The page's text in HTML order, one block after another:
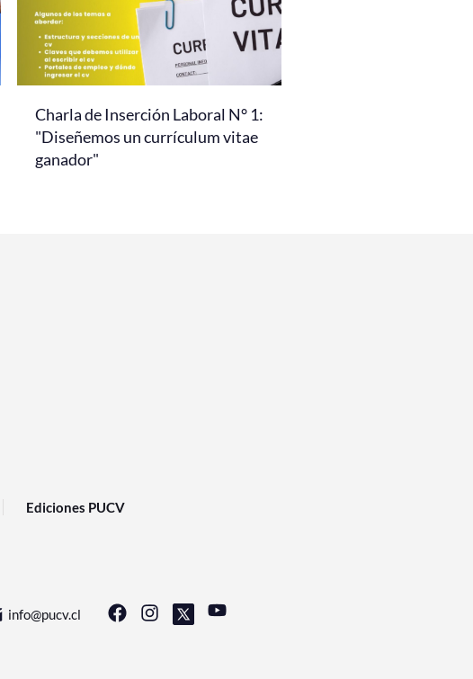
Charla de Inserción Laboral N° 1:
"Diseñemos un currículum vitae
ganador"
Ediciones PUCV
info@pucv.cl